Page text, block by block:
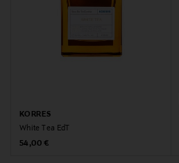
KORRES
White Tea EdT
Original Price
54,00 €